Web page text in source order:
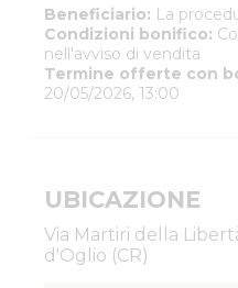
Beneficiario: La
Condizioni bonifico:
nell'avviso di vendita
Termine offerte con
20/05/2026, 13:00
UBICAZIONE
Via Martiri della
d'Oglio (CR)